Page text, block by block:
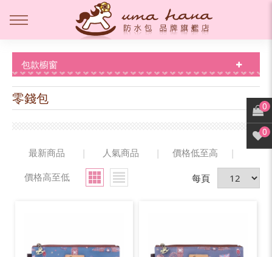
包款櫥窗
零錢包
最新商品 | 人氣商品 | 價格低至高
|
價格高至低
每頁
0
0